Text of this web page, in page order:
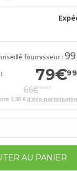
fournisseur : 99
79€99
66€66 HT
1,30 € d'éco-
AU PANIER